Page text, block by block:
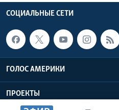
СОЦИАЛЬНЫЕ СЕТИ
ГОЛОС АМЕРИКИ
ПРОЕКТЫ